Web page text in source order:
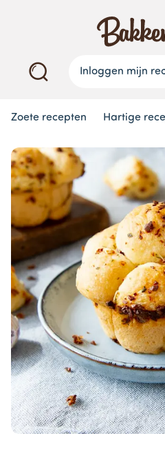
Inloggen mijn
Zoete recepten Hartige